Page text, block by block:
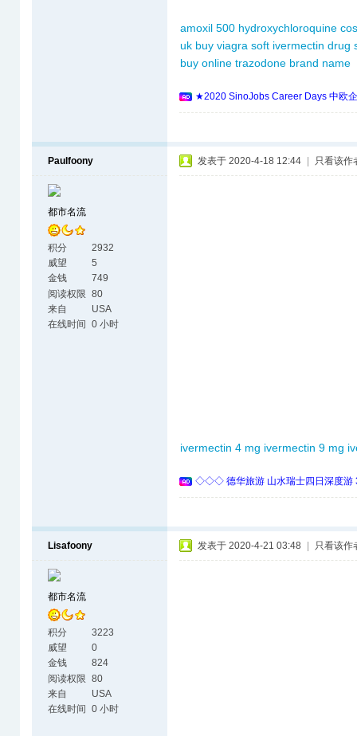
amoxil 500 hydroxychloroquine
uk buy viagra soft ivermectin drug
buy online trazodone brand name
★2020 SinoJobs Career Days 中欧
Paulfoony
都市名流
积分
2932
威望
5
金钱
749
阅读权限 80
来自
USA
在线时间
0 小时
发表于 2020-4-18 12:44 只看该作
ivermectin 4 mg ivermectin 9 mg
◇◇◇ 德华旅游 山水瑞士四日深度
Lisafoony
都市名流
积分
3223
威望
0
金钱
824
阅读权限 80
来自
USA
在线时间
0 小时
发表于 2020-4-21 03:48 只看该作